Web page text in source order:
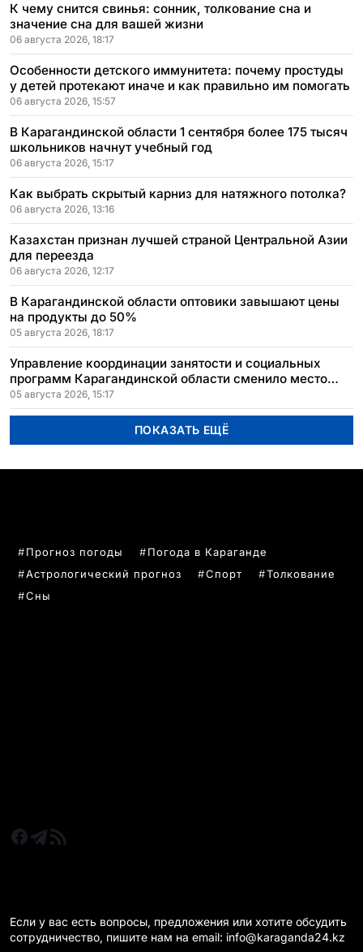
К чему снится свинья: сонник, толкование сна и
значение сна для вашей жизни
06 августа 2026, 18:17
Особенности детского иммунитета: почему простуды
у детей протекают иначе и как правильно им помогать
06 августа 2026, 15:57
В Карагандинской области 1 сентября более 175 тысяч
школьников начнут учебный год
06 августа 2026, 15:17
Как выбрать скрытый карниз для натяжного потолка?
06 августа 2026, 13:16
Казахстан признан лучшей страной Центральной Азии
для переезда
06 августа 2026, 12:17
В Карагандинской области оптовики завышают цены
на продукты до 50%
05 августа 2026, 18:17
Управление координации занятости и социальных
программ Карагандинской области сменило место
расположения
05 августа 2026, 15:17
ПОКАЗАТЬ ЕЩЁ
Прогноз погоды
Погода в Караганде
Астрологический прогноз
Спорт
Толкование
Сны
Если у вас есть вопросы, предложения или хотите обсудить
сотрудничество, пишите нам на email: info@karaganda24.kz